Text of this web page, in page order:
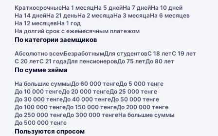
КраткосрочныеНа 1 месяцНа 5 днейНа 7 днейНа 10 дней
На 14 днейНа 21 деньНа 2 месяцаНа 3 месяцаНа 6 месяцев
На 12 месяцевНа 1 год
На долгий срок с ежемесячным платежом
По категории заемщиков
Абсолютно всемБезработнымДля студентовС 18 летС 19 лет
С 20 летС 21 годаДля пенсионеровДо 75 летДо 80 лет
По сумме займа
На большие суммыДо 60 000 тенгеДо 5 000 тенге
До 10 000 тенгеДо 20 000 тенгеДо 25 000 тенге
До 30 000 тенгеДо 40 000 тенгеДо 50 000 тенге
До 100 000 тенгеДо 150 000 тенгеДо 200 000 тенге
До 250 000 тенгеДо 300 000 тенгеНа большие суммы
До 500 000 тенге
Пользуются спросом